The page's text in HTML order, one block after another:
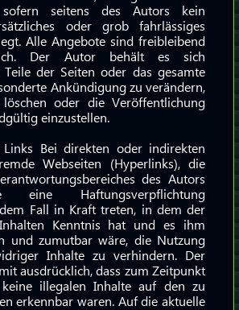
sofern seitens des Autors kein
oder grob fahrlässiges
Alle Angebote sind freibleibend
Der Autor behält es sich
der Seiten oder das gesamte
Ankündigung zu verändern,
oder die Veröffentlichung
einzustellen.
Bei direkten oder indirekten
Webseiten (Hyperlinks), die
des Autors
eine Haftungsverpflichtung
Fall in Kraft treten, in dem der
Kenntnis hat und es ihm
und zumutbar wäre, die Nutzung
Inhalte zu verhindern. Der
ausdrücklich, dass zum Zeitpunkt
illegalen Inhalte auf den zu
erkennbar waren. Auf die aktuelle